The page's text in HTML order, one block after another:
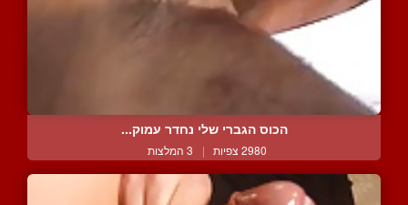
הכוס הגברי שלי נחדר עמוק...
2980 צפיות | 3 המלצות